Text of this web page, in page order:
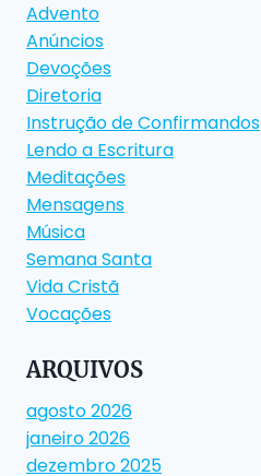
Advento
Anúncios
Devoções
Diretoria
Instrução de Confirmandos
Lendo a Escritura
Meditações
Mensagens
Música
Semana Santa
Vida Cristã
Vocações
ARQUIVOS
agosto 2026
janeiro 2026
dezembro 2025